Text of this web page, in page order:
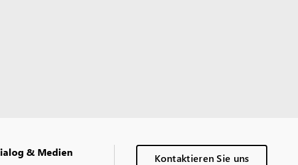
& Medien Kontaktieren Sie uns